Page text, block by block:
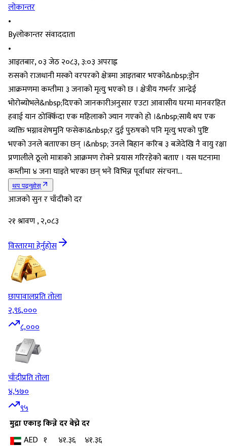
लोकान्तर
•
Byलोकान्तर संवाददाता
•
आइतबार, ०३ जेठ २०८३, ३:०३ अपराह्न
रुसको राजधानी मस्को वरपरको क्षेत्रमा आइतबार भएको&nbsp;ड्रोन
आक्रमणमा कम्तीमा ३ जनाको मृत्यु भएको छ । क्षेत्रीय गभर्नर आन्द्रेई
भोरोब्योभले&nbsp;दिएको जानकारीअनुसार एउटा आवासीय घरमा मानवरहित
हवाई यान ठोक्किँदा एक महिलाको ज्यान गएको हो ।&nbsp;साथै थप एक
व्यक्ति भग्नावशेषमुनि फसेका&nbsp;र दुई पुरुषको पनि मृत्यु भएको पुष्टि
भएको उनले बताएका छन् ।&nbsp; उनले बिहान करिब ३ बजेदेखि नै वायु रक्षा
प्रणालीले ठूलो मात्राको आक्रमण रोक्ने प्रयास गरिरहेको बताए । यस घटनामा
कम्तीमा ४ जना घाइते भएका छन् भने विभिन्न पूर्वाधार संरचना...
थप पढ्नुहोस्
आजको सुन र चाँदीको दर
२१ श्रावण , २,०८३
विस्तारमा हेर्नुहोस
छापावालप्रति तोला
२,९६,०००
८,०००
चाँदीप्रति तोला
४,५७०
९५
मुद्राएकाइकिन्ने दरबेच्ने दर
AED १ ४१.३६ ४१.३६